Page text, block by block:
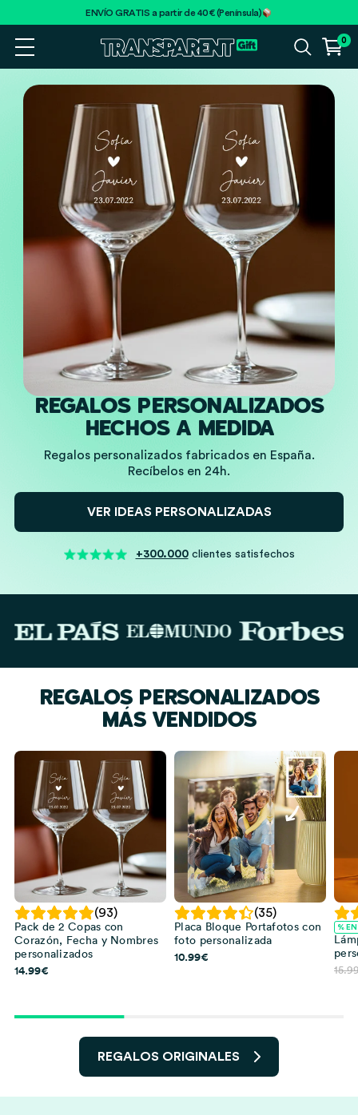
ENVÍO GRATIS a partir de 40€ (Península)
0
REGALOS PERSONALIZADOS
HECHOS A MEDIDA
Regalos personalizados fabricados en España.
Recíbelos en 24h.
VER IDEAS PERSONALIZADAS
+300.000clientes satisfechos
REGALOS PERSONALIZADOS
MÁS VENDIDOS
(93)
Pack de 2 Copas con
Corazón, Fecha y Nombres
personalizados
14.99€
(35)
Placa Bloque Portafotos con
foto personalizada
10.99€
%
REGALOS ORIGINALES